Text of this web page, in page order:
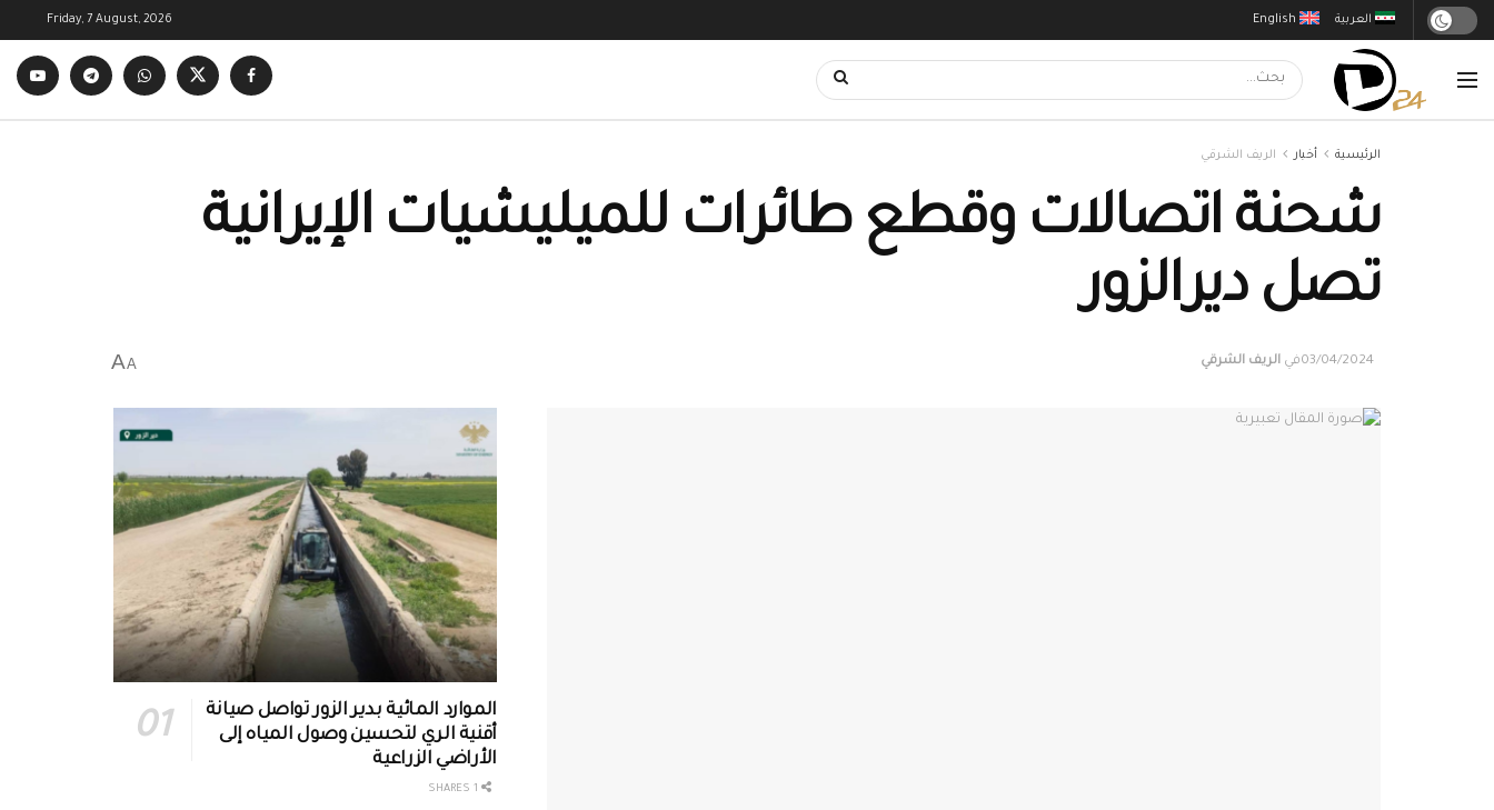
English العربية Friday, 7 August, 2026
الرئيسية أخبار الريف الشرقي
شحنة اتصالات وقطع طائرات للميليشيات الإيرانية
تصل ديرالزور
03/04/2024في الريف الشرقي A
A
الموارد المائية بدير الزور تواصل صيانة
أقنية الري لتحسين وصول المياه إلى
الأراضي الزراعية